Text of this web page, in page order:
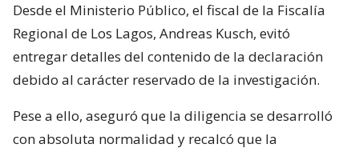
Desde el Ministerio Público, el fiscal de la Fiscalía
Regional de Los Lagos, Andreas Kusch, evitó
entregar detalles del contenido de la declaración
debido al carácter reservado de la investigación.
Pese a ello, aseguró que la diligencia se desarrolló
con absoluta normalidad y recalcó que la